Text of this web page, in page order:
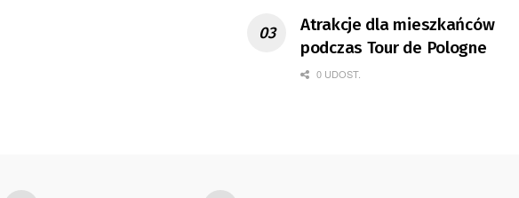
Atrakcje dla mieszkańców
podczas Tour de Pologne
0 UDOST.